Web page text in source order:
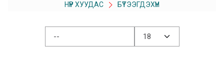
НҮҮР ХУУДАС БҮТЭЭГДЭХҮҮН